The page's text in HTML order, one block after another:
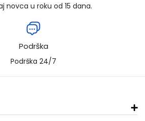
novca u roku od 15 dana.
Podrška
Podrška 24/7